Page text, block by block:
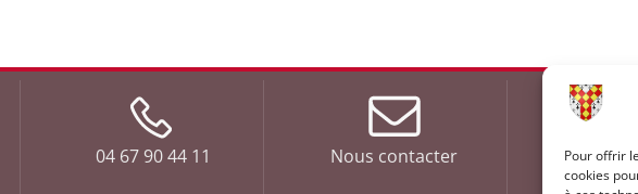
Pour offrir
cookies
04 67 90 44 11 Nous contacter
Du Lundi
de